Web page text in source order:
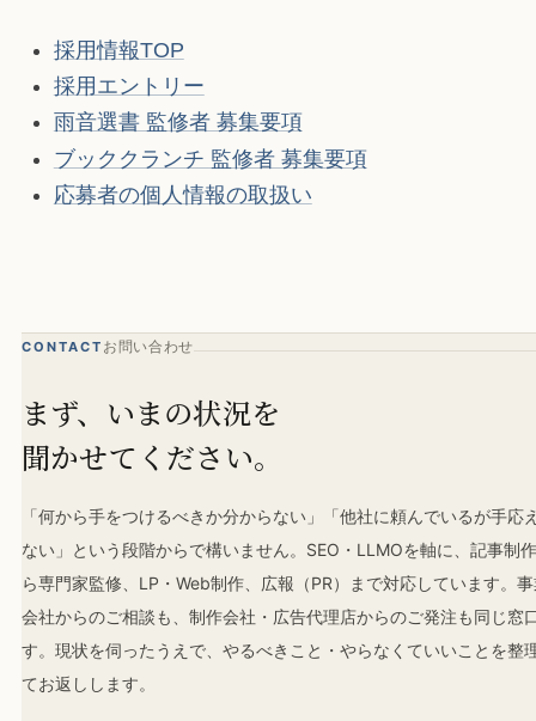
採用情報TOP
採用エントリー
雨音選書 監修者 募集要項
ブッククランチ 監修者 募集要項
応募者の個人情報の取扱い
CONTACT お問い合わせ
まず、いまの状況を
聞かせてください。
「何から手をつけるべきか分からない」「他社に頼んでいるが手応
ない」という段階からで構いません。SEO・LLMOを軸に、記事制
ら専門家監修、LP・Web制作、広報（PR）まで対応しています。
会社からのご相談も、制作会社・広告代理店からのご発注も同じ窓
す。現状を伺ったうえで、やるべきこと・やらなくていいことを整
てお返しします。